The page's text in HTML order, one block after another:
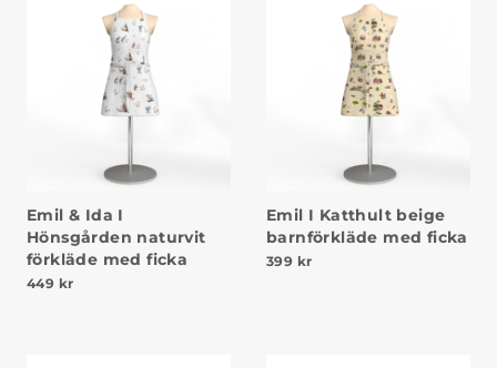
Emil & Ida I
Hönsgården naturvit
förkläde med ficka
449 kr
Emil I Katthult beige
barnförkläde med ficka
399 kr